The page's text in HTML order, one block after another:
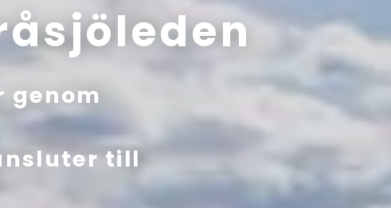
genom
till